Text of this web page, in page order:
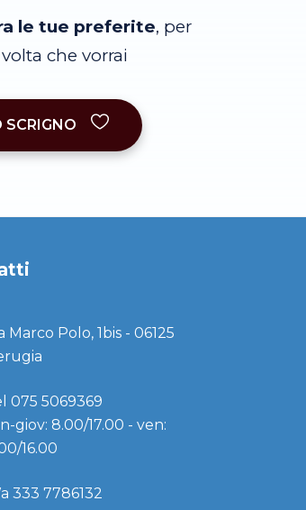
le tue preferite, per
che vorrai
SCRIGNO
Marco Polo, 1bis - 06125
075 5069369
giov: 8.00/17.00 - ven:
16.00
333 7786132